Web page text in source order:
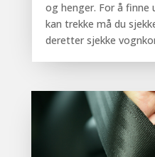
og henger. For å finne
kan trekke må du
deretter sjekke